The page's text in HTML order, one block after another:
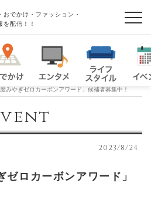
でかけ・ファッション・
を配信！！
度みやぎゼロカーボンアワード」候補者募集中！
2023/8/24
ゼロカーボンアワード」